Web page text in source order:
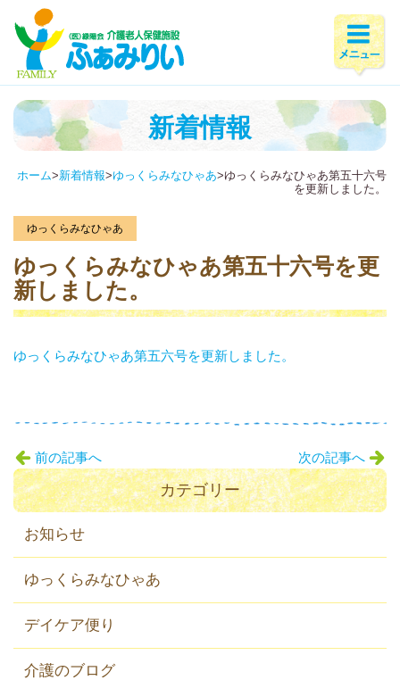
新着情報
ホーム>新着情報>ゆっくらみなひゃあ>ゆっくらみなひゃあ第五十六号
を更新しました。
ゆっくらみなひゃあ
ゆっくらみなひゃあ第五十六号を更
新しました。
ゆっくらみなひゃあ第五六号を更新しました。
前の記事へ 次の記事へ
カテゴリー
お知らせ
ゆっくらみなひゃあ
デイケア便り
介護のブログ